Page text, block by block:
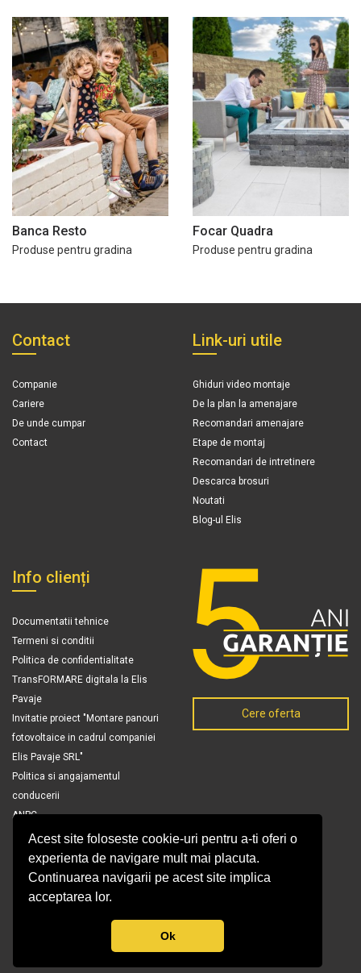
Acest site foloseste cookie-uri pentru a-ti oferi o
experienta de navigare mult mai placuta.
Continuarea navigarii pe acest site implica
acceptarea lor.
Ok
Banca Resto
Produse pentru gradina
Focar Quadra
Produse pentru gradina
Contact
Companie
Cariere
De unde cumpar
Contact
Link-uri utile
Ghiduri video montaje
De la plan la amenajare
Recomandari amenajare
Etape de montaj
Recomandari de intretinere
Descarca brosuri
Noutati
Blog-ul Elis
Info clienți
Documentatii tehnice
Termeni si conditii
Politica de confidentialitate
TransFORMARE digitala la Elis
Pavaje
Invitatie proiect "Montare panouri
fotovoltaice in cadrul companiei
Elis Pavaje SRL"
Politica si angajamentul
conducerii
ANPC
Cere oferta
© Copyright 2026 Elis Pavaje